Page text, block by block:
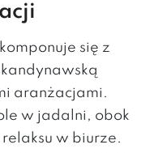
się z
aranżacjami.
w jadalni, obok
w biurze.